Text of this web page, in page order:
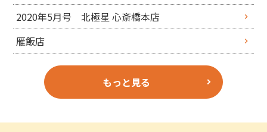
2020年5月号 北極星 心斎橋本店
雁飯店
もっと見る